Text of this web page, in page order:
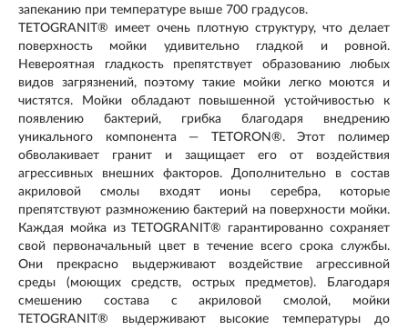
запеканию при температуре выше 700 градусов.
TETOGRANIT® имеет очень плотную структуру, что делает
поверхность мойки удивительно гладкой и ровной.
Невероятная гладкость препятствует образованию любых
видов загрязнений, поэтому такие мойки легко моются и
чистятся. Мойки обладают повышенной устойчивостью к
появлению бактерий, грибка благодаря внедрению
уникального компонента — TETORON®. Этот полимер
обволакивает гранит и защищает его от воздействия
агрессивных внешних факторов. Дополнительно в состав
акриловой смолы входят ионы серебра, которые
препятствуют размножению бактерий на поверхности мойки.
Каждая мойка из TETOGRANIT® гарантированно сохраняет
свой первоначальный цвет в течение всего срока службы.
Они прекрасно выдерживают воздействие агрессивной
среды (моющих средств, острых предметов). Благодаря
смешению состава с акриловой смолой, мойки
TETOGRANIT® выдерживают высокие температуры до